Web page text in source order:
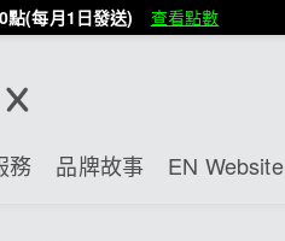
點(每月1日發送) 查看點數
務 品牌故事 EN Website